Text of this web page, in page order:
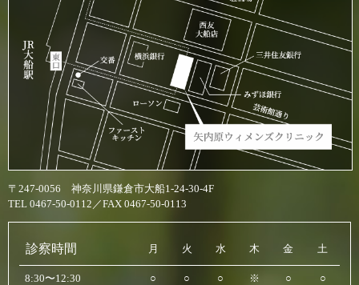
〒247-0056 神奈川県鎌倉市大船1-24-30-4F
TEL 0467-50-0112／FAX 0467-50-0113
診察時間 月 火 水 木 金 土
8:30〜12:30 ○ ○ ○ ※ ○ ○